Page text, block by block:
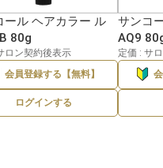
ール ヘアカラー ル
80g
ロン契約後表示
会員登録する【無料】
ログインする
サンコ
AQ9
定価 : サ